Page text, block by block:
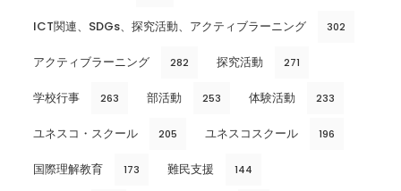
ICT関連、SDGs、探究活動、アクティブラーニング 302
アクティブラーニング 282 探究活動 271
学校行事 263 部活動 253 体験活動 233
ユネスコ・スクール 205 ユネスコスクール 196
国際理解教育 173 難民支援 144